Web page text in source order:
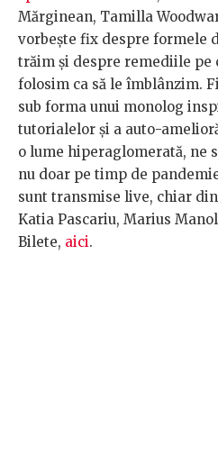
Mărginean, Tamilla
vorbește fix despre formele
trăim și despre remediile pe
folosim ca să le îmblânzim.
sub forma unui monolog
tutorialelor și a auto-
o lume hiperaglomerată, ne
nu doar pe timp de
sunt transmise live, chiar
Katia Pascariu, Marius
Bilete, aici.